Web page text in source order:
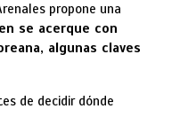
propone una
se acerque con
algunas claves
de decidir dónde